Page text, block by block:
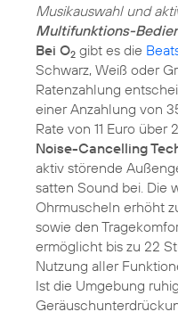
Musikauswahl und
Multifunktions-
Bei O2 gibt es die
Schwarz, Weiß oder
Ratenzahlung
einer Anzahlung von
Rate von 11 Euro über
Noise-Cancelling
aktiv störende
satten Sound bei. Die
Ohrmuscheln erhöht
sowie den
ermöglicht bis zu 22
Nutzung aller
Ist die Umgebung